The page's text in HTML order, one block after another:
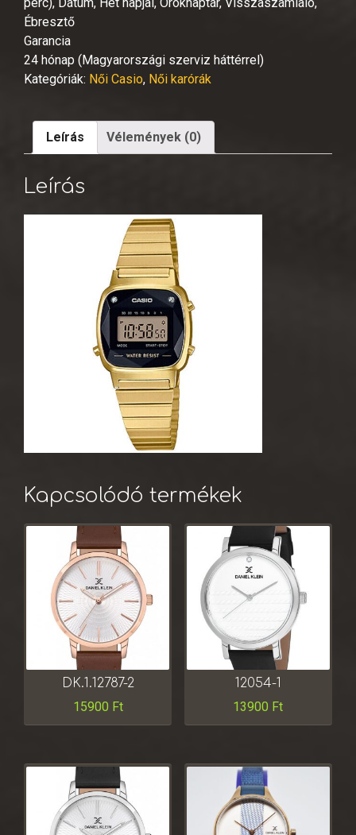
Ébresztő
Garancia
24 hónap (Magyarországi szerviz háttérrel)
Kategóriák: Női Casio, Női karórák
Leírás Vélemények (0)
Leírás
Kapcsolódó termékek
DK.1.12787-2
15900 Ft
12054-1
13900 Ft